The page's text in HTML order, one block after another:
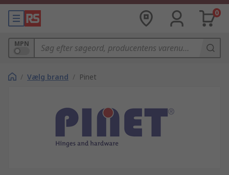
0
MPN
/ Vælg brand / Pinet